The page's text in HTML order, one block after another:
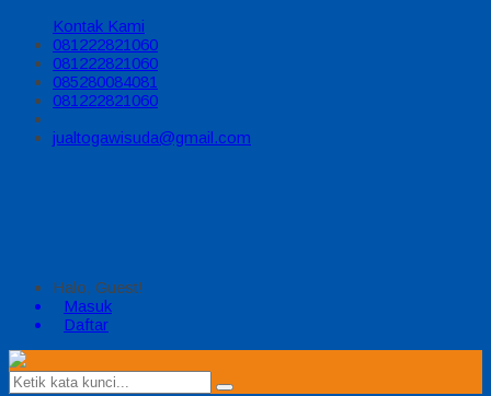
Kontak Kami
081222821060
081222821060
085280084081
081222821060
jualtogawisuda@gmail.com
Halo, Guest!
Masuk
Daftar